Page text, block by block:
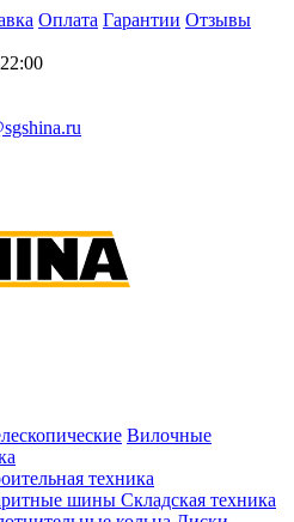
Оплата Гарантии Отзывы
Вилочные
техника
шины Складская техника